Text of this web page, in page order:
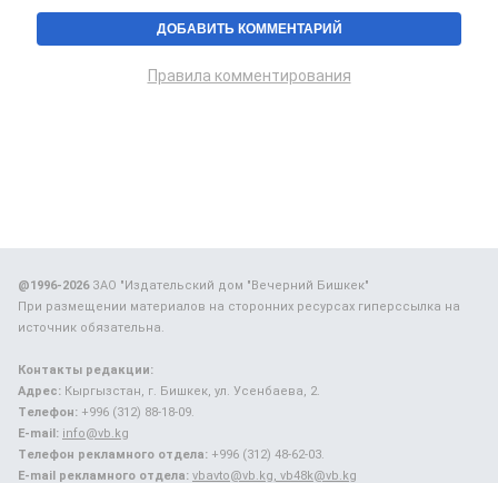
Правила комментирования
@1996-2026ЗАО "Издательский дом "Вечерний Бишкек"
При размещении материалов на сторонних ресурсах гиперссылка на
источник обязательна.
Контакты редакции:
Адрес: Кыргызстан, г. Бишкек, ул. Усенбаева, 2.
Телефон: +996 (312) 88-18-09.
E-mail: info@vb.kg
Телефон рекламного отдела: +996 (312) 48-62-03.
E-mail рекламного отдела: vbavto@vb.kg, vb48k@vb.kg